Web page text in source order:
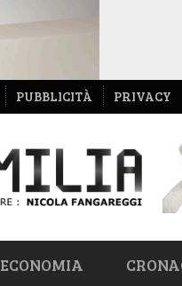
PUBBLICITÀ PRIVACY
ECONOMIA